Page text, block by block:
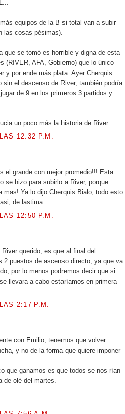
equipos de la B si total van a subir
las cosas pésimas).
que se tomó es horrible y digna de esta
(RIVER, AFA, Gobierno) que lo único
y por ende más plata. Ayer Cherquis
sin el descenso de River, también podría
de 9 en los primeros 3 partidos y
un poco más la historia de River...
12:32 P.M.
el grande con mejor promedio!!! Esta
se hizo para subirlo a River, porque
mas! Ya lo dijo Cherquis Bialo, todo esto
de lastima.
12:50 P.M.
querido, es que al final del
2 puestos de ascenso directo, ya que va
por lo menos podremos decir que si
llevara a cabo estaríamos en primera
2:17 P.M.
con Emilio, tenemos que volver
y no de la forma que quiere imponer
que ganamos es que todos se nos rían
de olé del martes.